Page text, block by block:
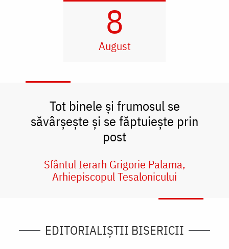
8
August
Tot binele și frumosul se
săvârșește și se făptuiește prin
post
Sfântul Ierarh Grigorie Palama,
Arhiepiscopul Tesalonicului
EDITORIALIȘTII BISERICII